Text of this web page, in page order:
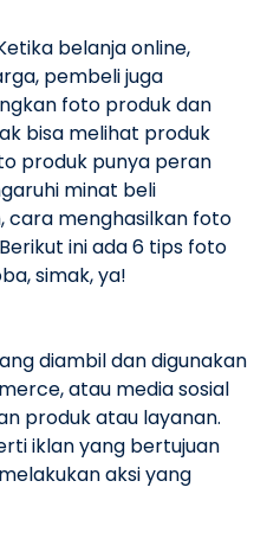
belanja online,
pembeli juga
foto produk dan
bisa melihat produk
produk punya peran
minat beli
cara menghasilkan foto
ini ada 6 tips foto
simak, ya!
diambil dan digunakan
atau media sosial
produk atau layanan.
iklan yang bertujuan
aksi yang